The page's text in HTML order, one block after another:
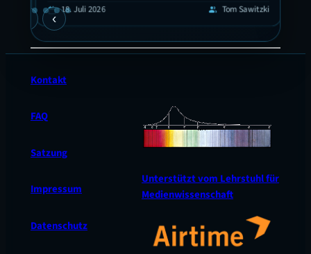
calendar_today 18. Juli 2026 group Tom Sawitzki
‹
Kontakt
FAQ
Satzung
Impressum
Datenschutz
Unterstützt vom Lehrstuhl für
Medienwissenschaft